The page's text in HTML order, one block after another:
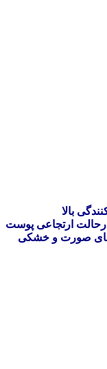
درحالت ارتجاعی پوست
صورت و خشکی